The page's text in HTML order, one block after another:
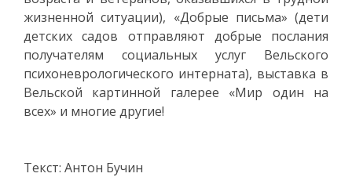
жизненной ситуации), «Добрые письма» (дети
детских садов отправляют добрые послания
получателям социальных услуг Вельского
психоневрологического интерната), выставка в
Вельской картинной галерее «Мир один на
всех» и многие другие!
Текст: Антон Бучин